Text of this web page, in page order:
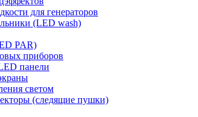
для генераторов
(LED wash)
PAR)
приборов
панели
светом
(следящие пушки)